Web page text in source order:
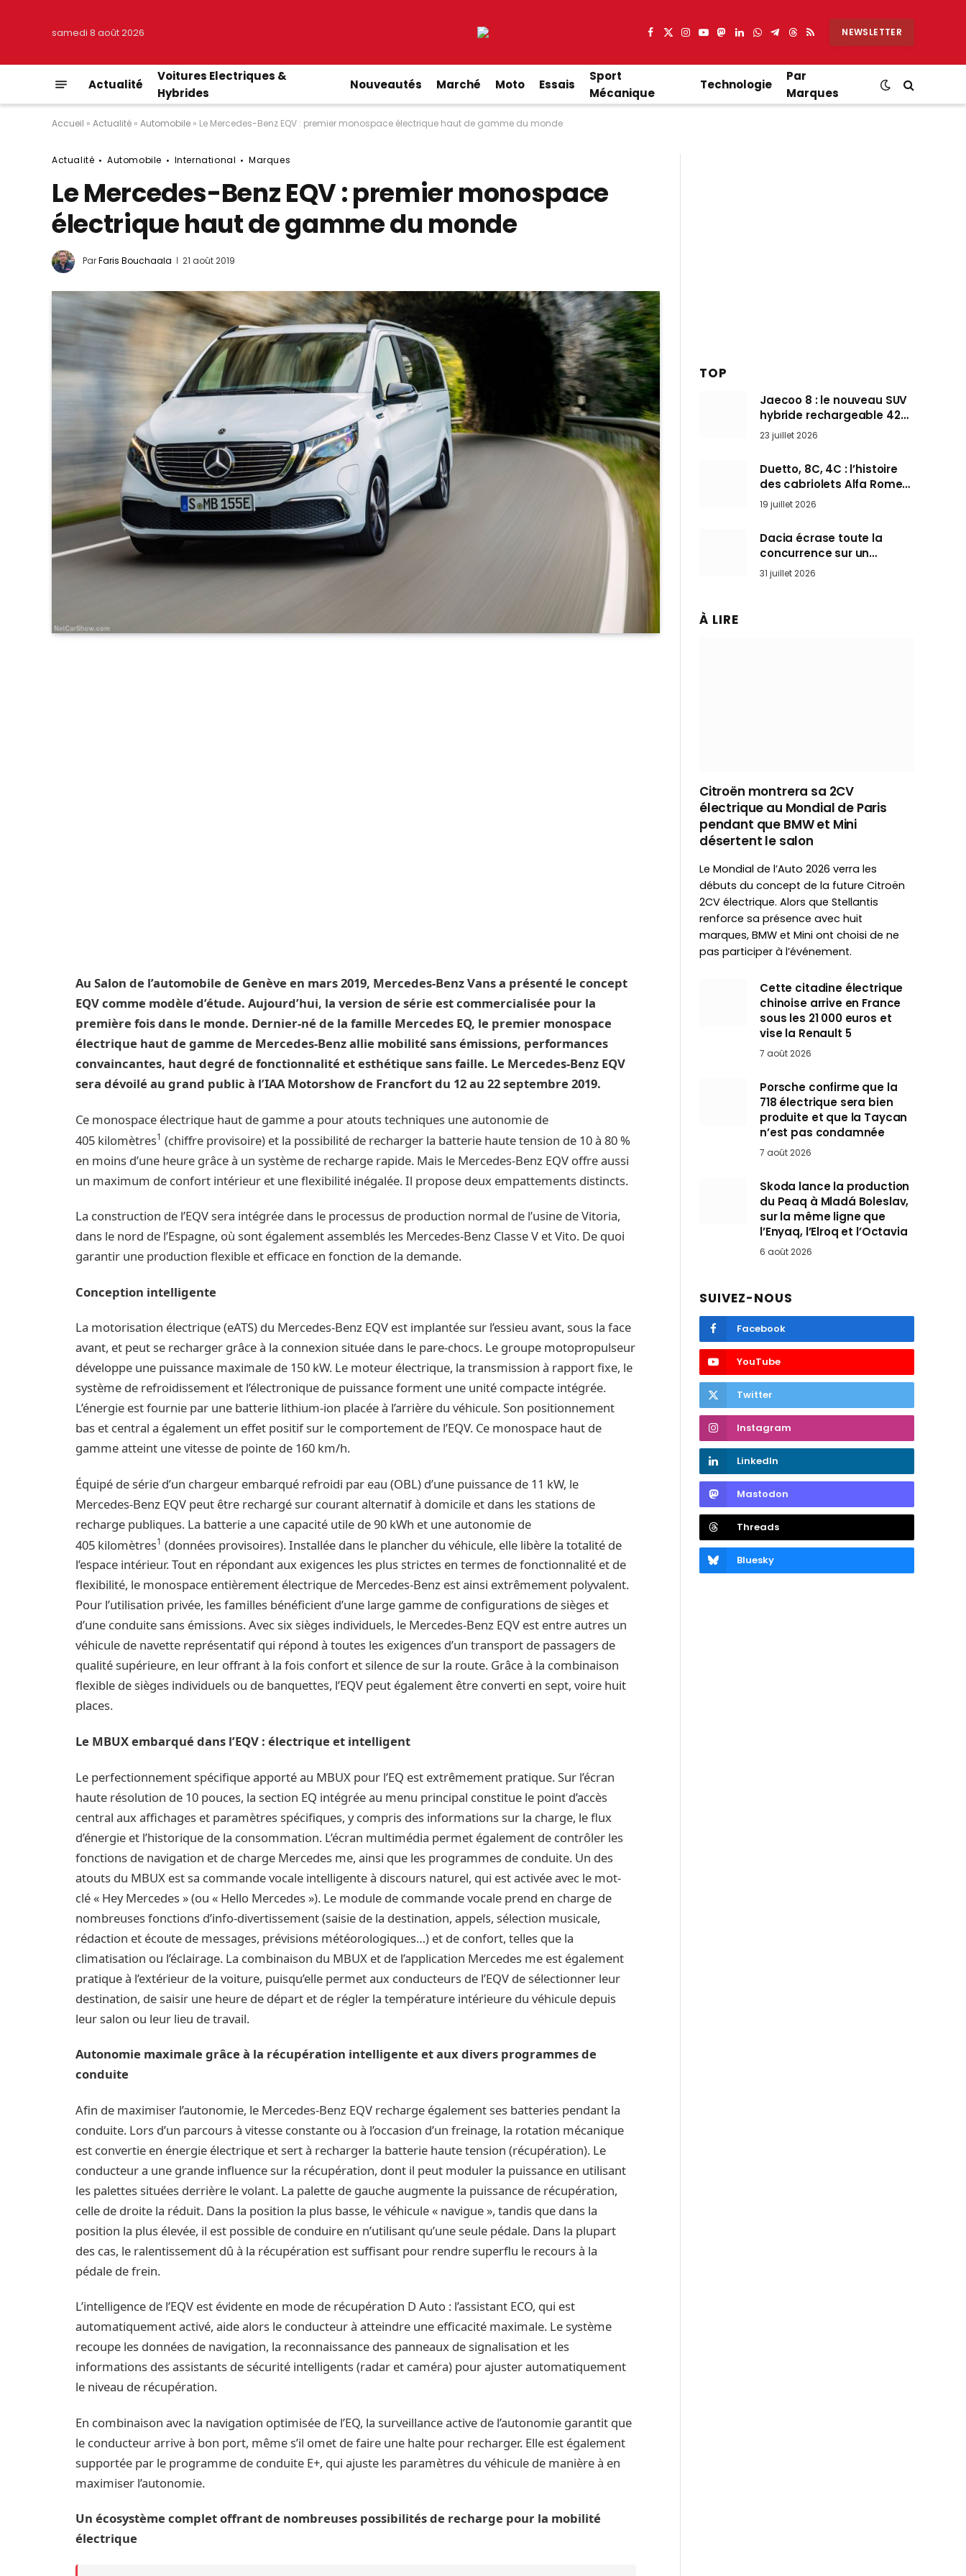
samedi 8 août 2026 Facebook
X
Instagram
YouTube
Mastodon
LinkedIn
WhatsApp
Partager
Telegram
Threads
RSS NEWSLETTER
Actualité
Voitures Electriques &
Hybrides
Nouveautés Marché Moto Essais
Sport
Mécanique
Technologie
Par
Marques
Accueil » Actualité » Automobile » Le Mercedes-Benz EQV : premier monospace électrique haut de gamme du monde
Actualité Automobile International Marques
Le Mercedes-Benz EQV : premier monospace
électrique haut de gamme du monde
ParFaris Bouchaala 21 août 2019
Au Salon de l’automobile de Genève en mars 2019, Mercedes-Benz Vans a présenté le concept
EQV comme modèle d’étude. Aujourd’hui, la version de série est commercialisée pour la
première fois dans le monde. Dernier-né de la famille Mercedes EQ, le premier monospace
électrique haut de gamme de Mercedes-Benz allie mobilité sans émissions, performances
convaincantes, haut degré de fonctionnalité et esthétique sans faille. Le Mercedes-Benz EQV
sera dévoilé au grand public à l’IAA Motorshow de Francfort du 12 au 22 septembre 2019.
Ce monospace électrique haut de gamme a pour atouts techniques une autonomie de
405 kilomètres1 (chiffre provisoire) et la possibilité de recharger la batterie haute tension de 10 à 80 %
en moins d’une heure grâce à un système de recharge rapide. Mais le Mercedes-Benz EQV offre aussi
un maximum de confort intérieur et une flexibilité inégalée. Il propose deux empattements distincts.
La construction de l’EQV sera intégrée dans le processus de production normal de l’usine de Vitoria,
dans le nord de l’Espagne, où sont également assemblés les Mercedes-Benz Classe V et Vito. De quoi
garantir une production flexible et efficace en fonction de la demande.
Conception intelligente
La motorisation électrique (eATS) du Mercedes-Benz EQV est implantée sur l’essieu avant, sous la face
avant, et peut se recharger grâce à la connexion située dans le pare-chocs. Le groupe motopropulseur
développe une puissance maximale de 150 kW. Le moteur électrique, la transmission à rapport fixe, le
système de refroidissement et l’électronique de puissance forment une unité compacte intégrée.
L’énergie est fournie par une batterie lithium-ion placée à l’arrière du véhicule. Son positionnement
bas et central a également un effet positif sur le comportement de l’EQV. Ce monospace haut de
gamme atteint une vitesse de pointe de 160 km/h.
Équipé de série d’un chargeur embarqué refroidi par eau (OBL) d’une puissance de 11 kW, le
Mercedes-Benz EQV peut être rechargé sur courant alternatif à domicile et dans les stations de
recharge publiques. La batterie a une capacité utile de 90 kWh et une autonomie de
405 kilomètres1 (données provisoires). Installée dans le plancher du véhicule, elle libère la totalité de
l’espace intérieur. Tout en répondant aux exigences les plus strictes en termes de fonctionnalité et de
flexibilité, le monospace entièrement électrique de Mercedes-Benz est ainsi extrêmement polyvalent.
Pour l’utilisation privée, les familles bénéficient d’une large gamme de configurations de sièges et
d’une conduite sans émissions. Avec six sièges individuels, le Mercedes-Benz EQV est entre autres un
véhicule de navette représentatif qui répond à toutes les exigences d’un transport de passagers de
qualité supérieure, en leur offrant à la fois confort et silence de sur la route. Grâce à la combinaison
flexible de sièges individuels ou de banquettes, l’EQV peut également être converti en sept, voire huit
places.
Le MBUX embarqué dans l’EQV : électrique et intelligent
Le perfectionnement spécifique apporté au MBUX pour l’EQ est extrêmement pratique. Sur l’écran
haute résolution de 10 pouces, la section EQ intégrée au menu principal constitue le point d’accès
central aux affichages et paramètres spécifiques, y compris des informations sur la charge, le flux
d’énergie et l’historique de la consommation. L’écran multimédia permet également de contrôler les
fonctions de navigation et de charge Mercedes me, ainsi que les programmes de conduite. Un des
atouts du MBUX est sa commande vocale intelligente à discours naturel, qui est activée avec le mot-
clé « Hey Mercedes » (ou « Hello Mercedes »). Le module de commande vocale prend en charge de
nombreuses fonctions d’info-divertissement (saisie de la destination, appels, sélection musicale,
rédaction et écoute de messages, prévisions météorologiques…) et de confort, telles que la
climatisation ou l’éclairage. La combinaison du MBUX et de l’application Mercedes me est également
pratique à l’extérieur de la voiture, puisqu’elle permet aux conducteurs de l’EQV de sélectionner leur
destination, de saisir une heure de départ et de régler la température intérieure du véhicule depuis
leur salon ou leur lieu de travail.
Autonomie maximale grâce à la récupération intelligente et aux divers programmes de
conduite
Afin de maximiser l’autonomie, le Mercedes-Benz EQV recharge également ses batteries pendant la
conduite. Lors d’un parcours à vitesse constante ou à l’occasion d’un freinage, la rotation mécanique
est convertie en énergie électrique et sert à recharger la batterie haute tension (récupération). Le
conducteur a une grande influence sur la récupération, dont il peut moduler la puissance en utilisant
les palettes situées derrière le volant. La palette de gauche augmente la puissance de récupération,
celle de droite la réduit. Dans la position la plus basse, le véhicule « navigue », tandis que dans la
position la plus élevée, il est possible de conduire en n’utilisant qu’une seule pédale. Dans la plupart
des cas, le ralentissement dû à la récupération est suffisant pour rendre superflu le recours à la
pédale de frein.
L’intelligence de l’EQV est évidente en mode de récupération D Auto : l’assistant ECO, qui est
automatiquement activé, aide alors le conducteur à atteindre une efficacité maximale. Le système
recoupe les données de navigation, la reconnaissance des panneaux de signalisation et les
informations des assistants de sécurité intelligents (radar et caméra) pour ajuster automatiquement
le niveau de récupération.
En combinaison avec la navigation optimisée de l’EQ, la surveillance active de l’autonomie garantit que
le conducteur arrive à bon port, même s’il omet de faire une halte pour recharger. Elle est également
supportée par le programme de conduite E+, qui ajuste les paramètres du véhicule de manière à en
maximiser l’autonomie.
Un écosystème complet offrant de nombreuses possibilités de recharge pour la mobilité
électrique
TOP
Jaecoo 8 : le nouveau SUV
hybride rechargeable 428
ch qui vise l’Audi Q7 arrive
en Europe cet automne
23 juillet 2026
Duetto, 8C, 4C : l’histoire
des cabriolets Alfa Romeo,
ces Spider qui ont défini
l’art de rouler cheveux au
vent
19 juillet 2026
Dacia écrase toute la
concurrence sur un
marché où personne ne
l’attendait
31 juillet 2026
À LIRE
Citroën montrera sa 2CV
électrique au Mondial de Paris
pendant que BMW et Mini
désertent le salon
Le Mondial de l’Auto 2026 verra les
débuts du concept de la future Citroën
2CV électrique. Alors que Stellantis
renforce sa présence avec huit
marques, BMW et Mini ont choisi de ne
pas participer à l’événement.
Cette citadine électrique
chinoise arrive en France
sous les 21 000 euros et
vise la Renault 5
7 août 2026
Porsche confirme que la
718 électrique sera bien
produite et que la Taycan
n’est pas condamnée
7 août 2026
Skoda lance la production
du Peaq à Mladá Boleslav,
sur la même ligne que
l’Enyaq, l’Elroq et l’Octavia
6 août 2026
SUIVEZ-NOUS
Facebook
YouTube
Twitter
Instagram
LinkedIn
Mastodon
Threads
Bluesky